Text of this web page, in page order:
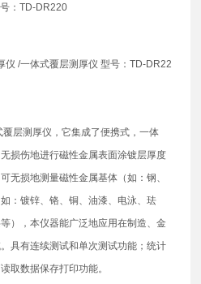
：TD-DR220
仪 /一体式覆层测厚仪 型号：TD-DR22
层测厚仪，它集成了便携式，一体
损伤地进行磁性金属表面涂镀层厚度
无损地测量磁性金属基体（如：钢、
：镀锌、铬、铜、油漆、电泳、珐
），本仪器能广泛地应用在制造、金
具有连续测试和单次测试功能；统计
取数据保存打印功能。